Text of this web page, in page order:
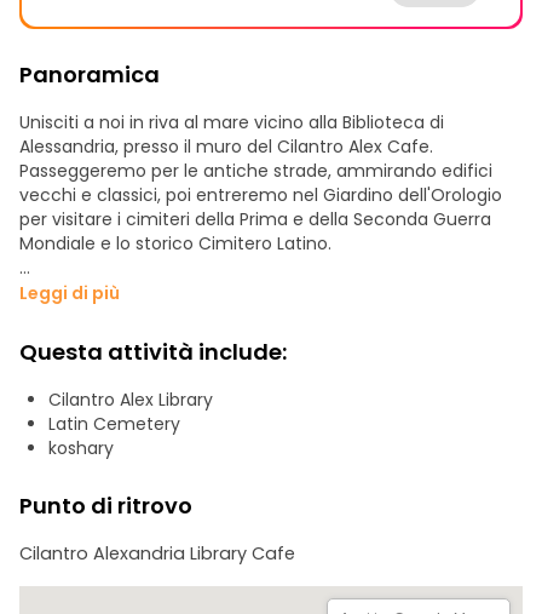
Panoramica
Unisciti a noi in riva al mare vicino alla Biblioteca di
Alessandria, presso il muro del Cilantro Alex Cafe.
Passeggeremo per le antiche strade, ammirando edifici
vecchi e classici, poi entreremo nel Giardino dell'Orologio
per visitare i cimiteri della Prima e della Seconda Guerra
Mondiale e lo storico Cimitero Latino.
Successivamente, vedremo le antiche mura di Alessandria
tradizionali. Proseguiremo verso la storica chiesa di Santa
Caterina, dove riposano le reliquie di Santa Sabina del IV
secolo.
Visiteremo il monumento al Milite Ignoto, esploreremo il
complesso di Abu El Abbas per conoscere la cultura
sperimentare la vita quotidiana degli alessandrini.
Leggi di più
Questa attività include:
Cilantro Alex Library
Latin Cemetery
koshary
Punto di ritrovo
Cilantro Alexandria Library Cafe